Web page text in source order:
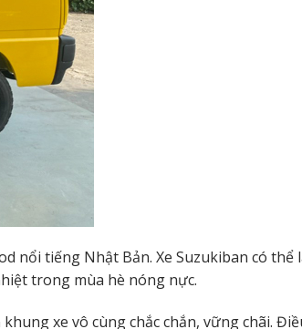
nổi tiếng Nhật Bản. Xe Suzukiban có thể
trong mùa hè nóng nực.
xe vô cùng chắc chắn, vững chãi.